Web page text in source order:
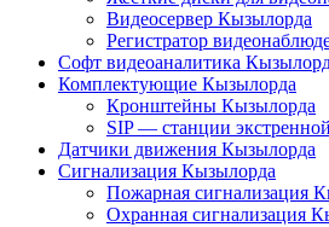
Видеосервер Кызылорда
Регистратор
Софт видеоаналитика
Комплектующие Кызылорда
Кронштейны Кызылорда
SIP — станции
Датчики движения Кызылорда
Сигнализация Кызылорда
Пожарная сигнализация
Охранная сигнализация